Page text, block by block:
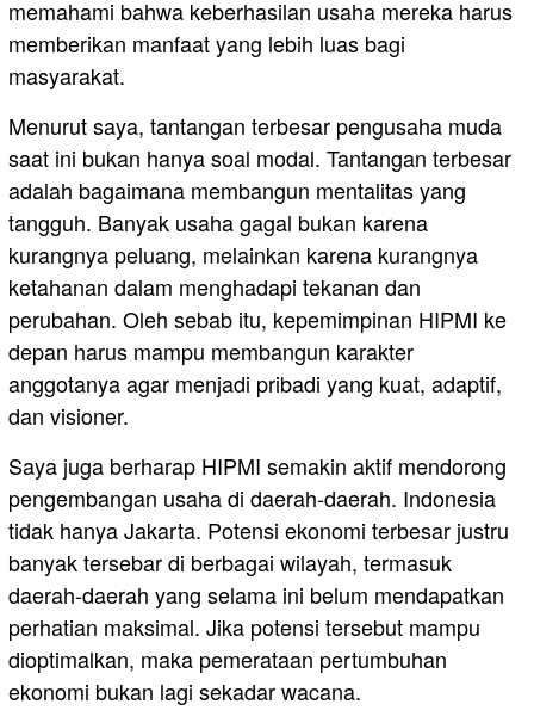
memahami bahwa keberhasilan usaha mereka harus
memberikan manfaat yang lebih luas bagi
masyarakat.
Menurut saya, tantangan terbesar pengusaha muda
saat ini bukan hanya soal modal. Tantangan terbesar
adalah bagaimana membangun mentalitas yang
tangguh. Banyak usaha gagal bukan karena
kurangnya peluang, melainkan karena kurangnya
ketahanan dalam menghadapi tekanan dan
perubahan. Oleh sebab itu, kepemimpinan HIPMI ke
depan harus mampu membangun karakter
anggotanya agar menjadi pribadi yang kuat, adaptif,
dan visioner.
Saya juga berharap HIPMI semakin aktif mendorong
pengembangan usaha di daerah-daerah. Indonesia
tidak hanya Jakarta. Potensi ekonomi terbesar justru
banyak tersebar di berbagai wilayah, termasuk
daerah-daerah yang selama ini belum mendapatkan
perhatian maksimal. Jika potensi tersebut mampu
dioptimalkan, maka pemerataan pertumbuhan
ekonomi bukan lagi sekadar wacana.